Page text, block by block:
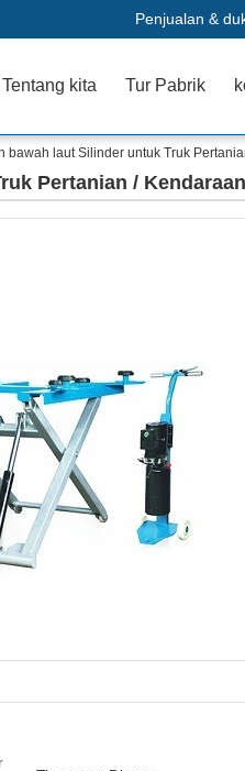
Penjualan &
Tentang kita Tur Pabrik
bawah laut Silinder untuk Truk
Pertanian / Kendaraan